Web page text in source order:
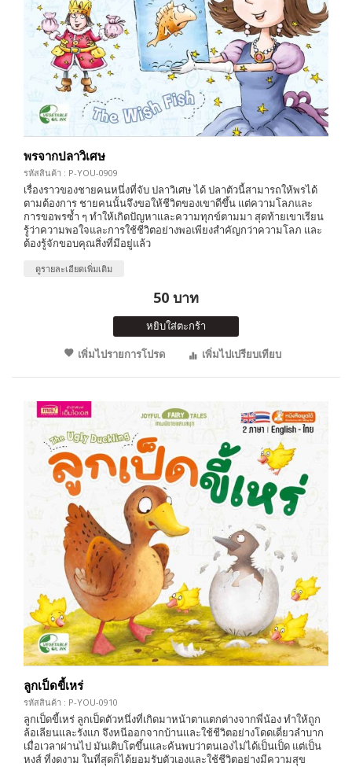
พรจากปลาวิเศษ
รหัสสินค้า : P-YOU-0909
เรื่องราวของชายคนหนึ่งที่จับ ปลาวิเศษ ได้ ปลาตัวนี้สามารถให้พรได้
ตามต้องการ ชายคนนั้นจึงขอให้ชีวิตของเขาดีขึ้น แต่ความโลภและ
การขอพรซ้ำ ๆ ทำให้เกิดปัญหาและความทุกข์ตามมา สุดท้ายเขาเรียน
รู้ว่าความพอใจและการใช้ชีวิตอย่างพอเพียงสำคัญกว่าความโลภ และ
ต้องรู้จักขอบคุณสิ่งที่มีอยู่แล้ว
ดูรายละเอียดเพิ่มเติม
50 บาท
หยิบใส่ตะกร้า
เพิ่มไปรายการโปรด
เพิ่มไปเปรียบเทียบ
ลูกเป็ดขี้เหร่
รหัสสินค้า : P-YOU-0910
ลูกเป็ดขี้เหร่ ลูกเป็ดตัวหนึ่งที่เกิดมาหน้าตาแตกต่างจากพี่น้อง ทำให้ถูก
ล้อเลียนและรังแก จึงหนีออกจากบ้านและใช้ชีวิตอย่างโดดเดี่ยวลำบาก
เมื่อเวลาผ่านไป มันเติบโตขึ้นและค้นพบว่าตนเองไม่ได้เป็นเป็ด แต่เป็น
หงส์ ที่งดงาม ในที่สุดก็ได้ยอมรับตัวเองและใช้ชีวิตอย่างมีความสุข